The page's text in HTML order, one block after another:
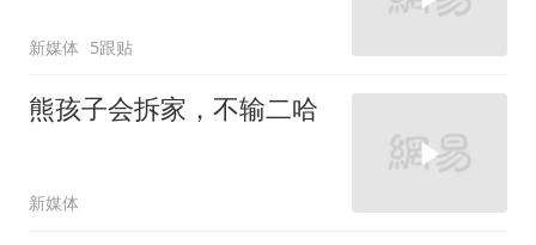
新媒体 5跟贴
熊孩子会拆家，不输二哈
新媒体